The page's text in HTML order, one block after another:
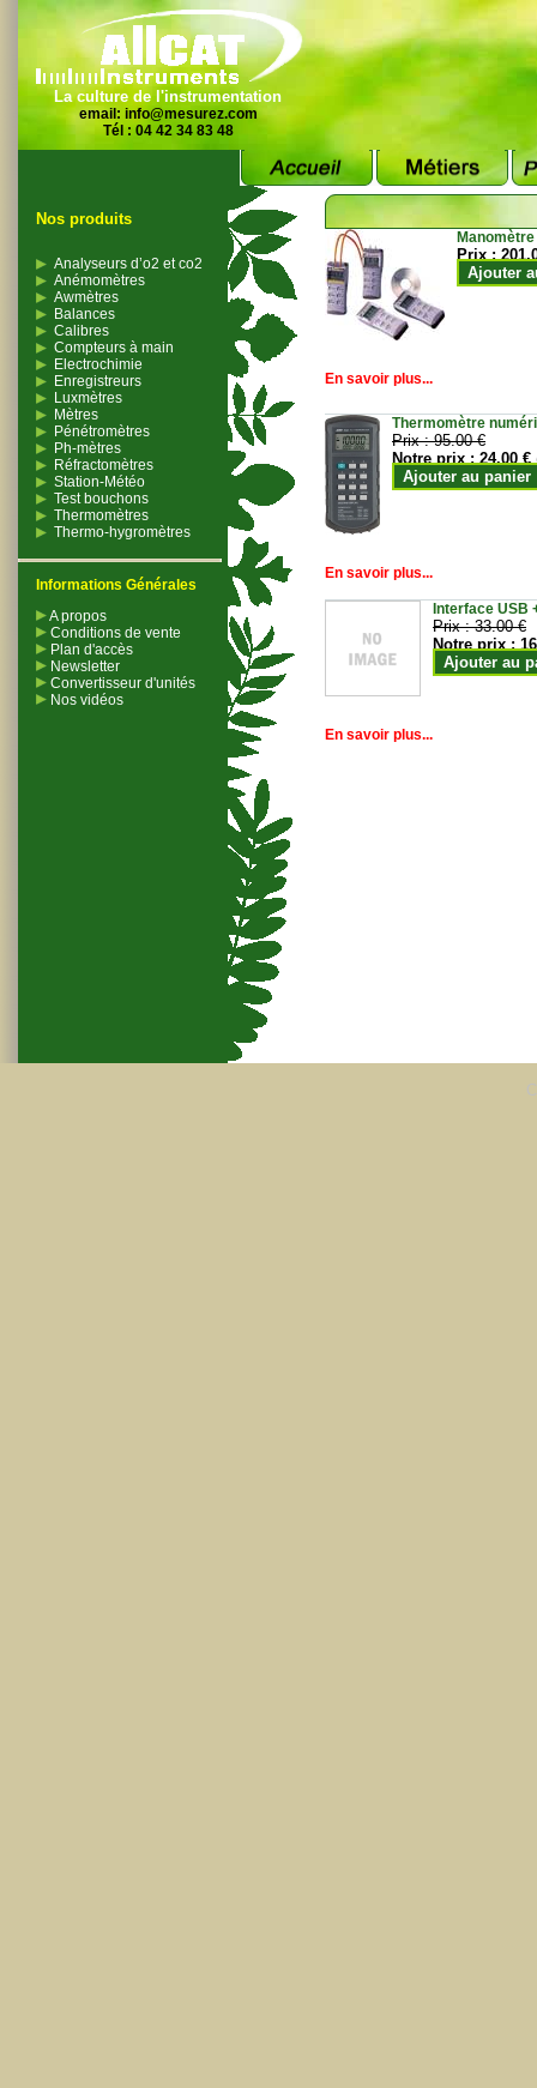
La culture de l'instrumentation
email: info@mesurez.com
Tél : 04 42 34 83 48
Nos produits
Analyseurs d’o2 et co2
Anémomètres
Awmètres
Balances
Calibres
Compteurs à main
Electrochimie
Enregistreurs
Luxmètres
Mètres
Pénétromètres
Ph-mètres
Réfractomètres
Station-Météo
Test bouchons
Thermomètres
Thermo-hygromètres
Informations Générales
A propos
Conditions de vente
Plan d'accès
Newsletter
Convertisseur d'unités
Nos vidéos
Prix :
Ajouter
En savoir plus...
Thermomètre
Prix :95.00 €
Notre prix :24.00 €
Ajouter au panier
En savoir plus...
Interface USB
Prix :33.00 €
Notre prix :
Ajouter au
En savoir plus...